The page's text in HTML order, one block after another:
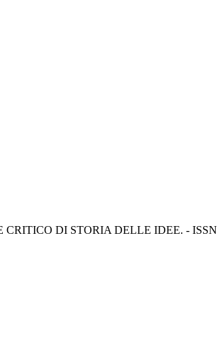
CRITICO DI STORIA DELLE IDEE. - ISSN